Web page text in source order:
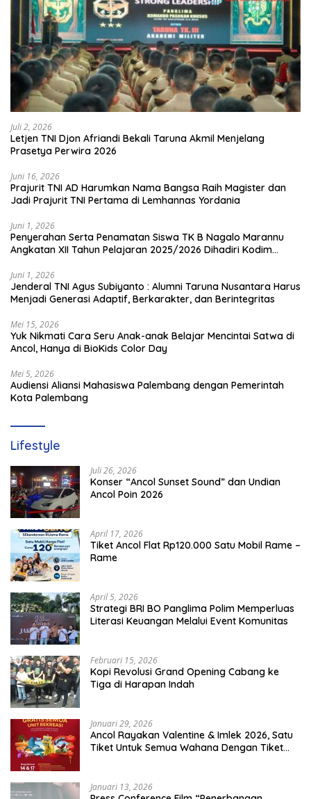
Juli 2, 2026
Letjen TNI Djon Afriandi Bekali Taruna Akmil Menjelang
Prasetya Perwira 2026
Juni 16, 2026
Prajurit TNI AD Harumkan Nama Bangsa Raih Magister dan
Jadi Prajurit TNI Pertama di Lemhannas Yordania
Juni 1, 2026
Penyerahan Serta Penamatan Siswa TK B Nagalo Marannu
Angkatan XII Tahun Pelajaran 2025/2026 Dihadiri Kodim
Juni 1, 2026
Jenderal TNI Agus Subiyanto : Alumni Taruna Nusantara Harus
Menjadi Generasi Adaptif, Berkarakter, dan Berintegritas
Mei 15, 2026
Yuk Nikmati Cara Seru Anak-anak Belajar Mencintai Satwa di
Ancol, Hanya di BioKids Color Day
Mei 5, 2026
Audiensi Aliansi Mahasiswa Palembang dengan Pemerintah
Kota Palembang
Lifestyle
Juli 26, 2026
Konser “Ancol Sunset Sound” dan Undian
Ancol Poin 2026
April 17, 2026
Tiket Ancol Flat Rp120.000 Satu Mobil Rame –
Rame
April 5, 2026
​Strategi BRI BO Panglima Polim Memperluas
Literasi Keuangan Melalui Event Komunitas
Februari 15, 2026
Kopi Revolusi Grand Opening Cabang ke
Tiga di Harapan Indah
Januari 29, 2026
Ancol Rayakan Valentine & Imlek 2026, Satu
Tiket Untuk Semua Wahana Dengan Tiket
Januari 13, 2026